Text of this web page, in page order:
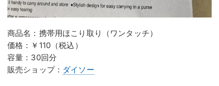
商品名：携帯用ほこり取り（ワンタッチ）
価格：￥110（税込）
容量：30回分
販売ショップ： ダイソー